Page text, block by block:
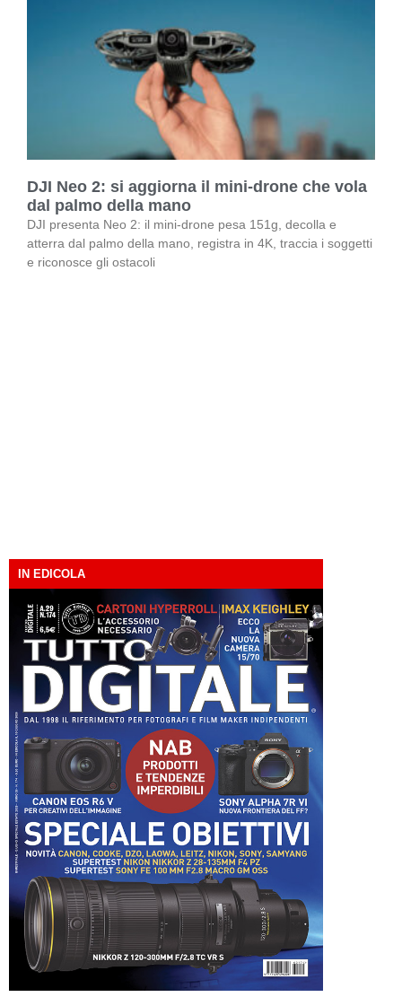
DJI Neo 2: si aggiorna il mini-drone che vola
dal palmo della mano
DJI presenta Neo 2: il mini-drone pesa 151g, decolla e
atterra dal palmo della mano, registra in 4K, traccia i soggetti
e riconosce gli ostacoli
IN EDICOLA